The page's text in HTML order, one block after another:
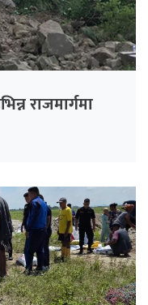
राजमार्गमा